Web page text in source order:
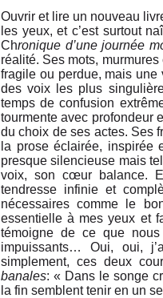
Ouvrir et lire un nouveau
les yeux, et c’est surtout
Chronique d’une journée
réalité. Ses mots,
fragile ou perdue, mais une
des voix les plus
temps de confusion
tourmente avec profondeur
du choix de ses actes. Ses
la prose éclairée, inspirée
presque silencieuse mais
voix, son cœur balance.
tendresse infinie et
nécessaires comme le
essentielle à mes yeux et
témoigne de ce que
impuissants… Oui, oui,
simplement, ces deux
banales: « Dans le songe
la fin semblent tenir en un